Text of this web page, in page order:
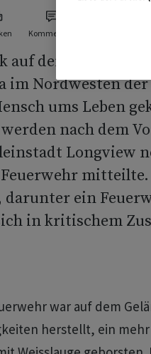
Kommentare
dem Gelände
im Nordwesten der
ums Leben
nach dem
Longview
mitteilte.
darunter ein
in kritischem
war auf dem
herstellt, ein mehr